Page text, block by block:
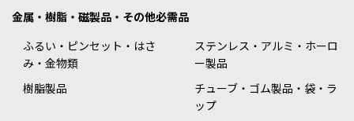
金属・樹脂・磁製品・その他必需品
ふるい・ピンセット・はさ
み・金物類
ステンレス・アルミ・ホーロ
ー製品
樹脂製品
チューブ・ゴム製品・袋・ラ
ップ